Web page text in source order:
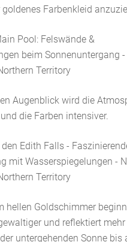
Farbenkleid
Augenblick wird die
die Farben intensiver.
hellen Goldschimmer
und reflektiert mehr
untergehenden Sonne bis